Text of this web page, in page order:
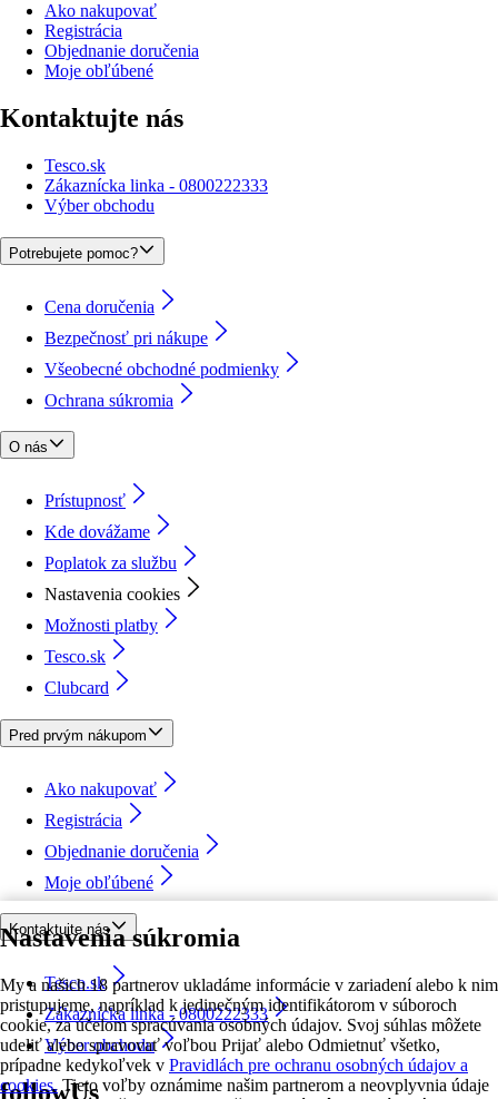
Nastavenia súkromia
My a našich 18 partnerov ukladáme informácie v zariadení alebo k nim
pristupujeme, napríklad k jedinečným identifikátorom v súboroch
cookie, za účelom spracúvania osobných údajov. Svoj súhlas môžete
udeliť alebo spravovať voľbou Prijať alebo Odmietnuť všetko,
prípadne kedykoľvek v Pravidlách pre ochranu osobných údajov a
cookies. Tieto voľby oznámime našim partnerom a neovplyvnia údaje
Ako nakupovať
Registrácia
Objednanie doručenia
Moje obľúbené
Kontaktujte nás
Tesco.sk
Zákaznícka linka - 0800222333
Výber obchodu
Potrebujete pomoc?
Cena doručenia
Bezpečnosť pri nákupe
Všeobecné obchodné podmienky
Ochrana súkromia
O nás
Prístupnosť
Kde dovážame
Poplatok za službu
Nastavenia cookies
Možnosti platby
Tesco.sk
Clubcard
Pred prvým nákupom
Ako nakupovať
Registrácia
Objednanie doručenia
Moje obľúbené
Kontaktujte nás
Tesco.sk
Zákaznícka linka - 0800222333
Výber obchodu
followUs